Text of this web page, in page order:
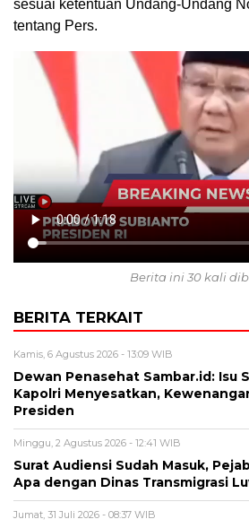
sesuai ketentuan Undang-Undang
tentang Pers.
Berita ini 30 kali
BERITA TERKAIT
Kamis, 6 Agustus 2026 - 13:09 WIB
Dewan Penasehat Sambar.id: Isu
Kapolri Menyesatkan,
Presiden
Minggu, 2 Agustus 2026 - 12:41 WIB
Surat Audiensi Sudah Masuk,
Apa dengan Dinas Transmigrasi
Jumat, 31 Juli 2026 - 08:37 WIB